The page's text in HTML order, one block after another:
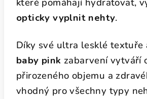
opticky vyplnit nehty.
Díky své ultra lesklé textuře
baby pink zabarvení vytváří
přirozeného objemu a
vhodný pro všechny typy